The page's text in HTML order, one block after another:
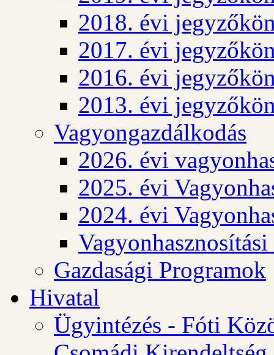
2018. évi
2017. évi
2016. évi
2013. évi
Vagyongazdálkodás
2026. évi
2025. évi
2024. évi
Gazdasági Programok
Hivatal
Ügyintézés - Fóti